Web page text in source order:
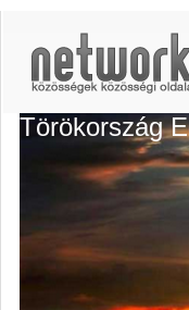
Törökország